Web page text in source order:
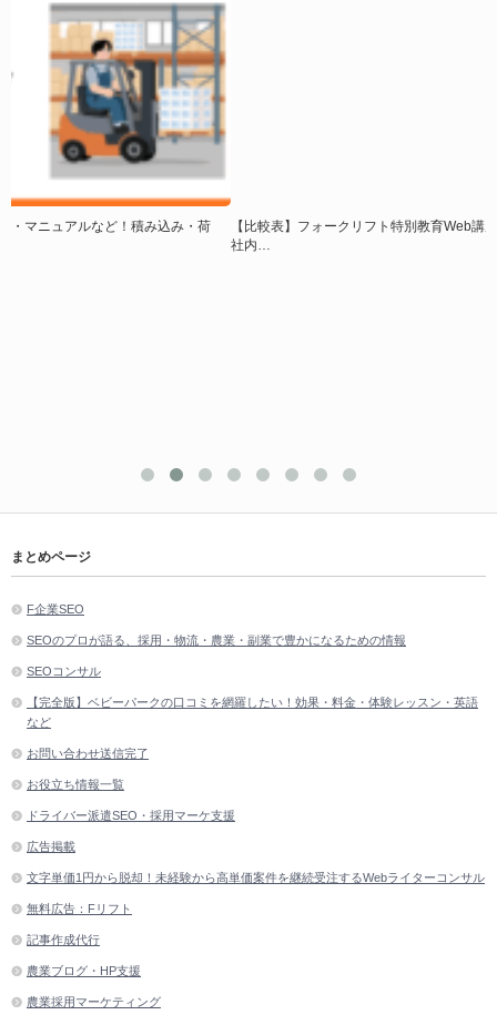
【比較表】フォークリフト特別教育Web講座ランキング！選び方・料金相場・
まとめページ
F企業SEO
SEOのプロが語る、採用・物流・農業・副業で豊かになるための情報
SEOコンサル
【完全版】ベビーパークの口コミを網羅したい！効果・料金・体験レッスン・英語
など
お問い合わせ送信完了
お役立ち情報一覧
ドライバー派遣SEO・採用マーケ支援
広告掲載
文字単価1円から脱却！未経験から高単価案件を継続受注するWebライターコンサル
無料広告：Fリフト
記事作成代行
農業ブログ・HP支援
農業採用マーケティング